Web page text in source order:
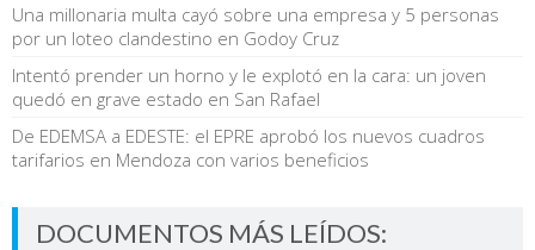
Una millonaria multa cayó sobre una empresa y 5 personas
por un loteo clandestino en Godoy Cruz
Intentó prender un horno y le explotó en la cara: un joven
quedó en grave estado en San Rafael
De EDEMSA a EDESTE: el EPRE aprobó los nuevos cuadros
tarifarios en Mendoza con varios beneficios
DOCUMENTOS MÁS LEÍDOS: